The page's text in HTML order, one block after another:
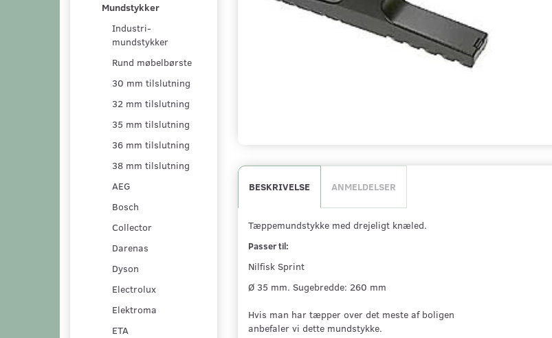
Mundstykker
Industri-
mundstykker
Rund møbelbørste
30 mm tilslutning
32 mm tilslutning
35 mm tilslutning
36 mm tilslutning
38 mm tilslutning
AEG
Bosch
Collector
Darenas
Dyson
Electrolux
Elektroma
ETA
BESKRIVELSE ANMELDELSER
Tæppemundstykke med drejeligt knæled.
Passer til:
Nilfisk Sprint
Ø 35 mm. Sugebredde: 260 mm
Hvis man har tæpper over det meste af boligen
anbefaler vi dette mundstykke.